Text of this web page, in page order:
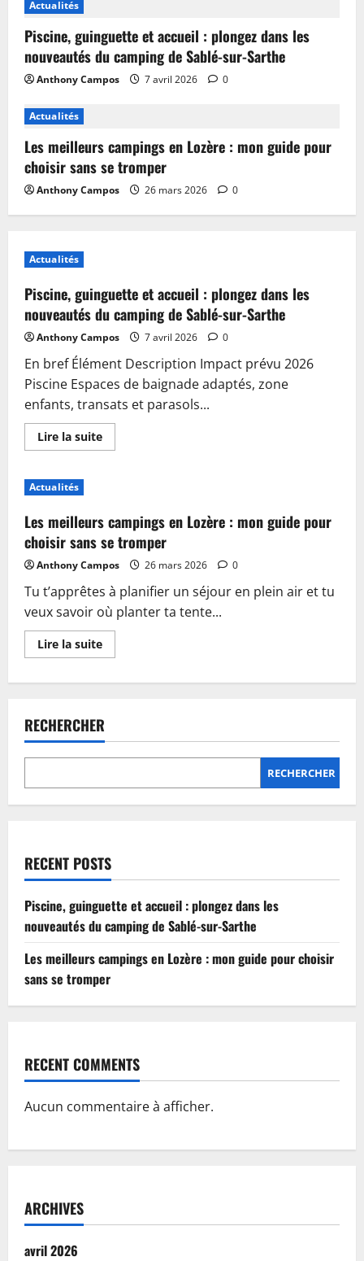
Actualités
Piscine, guinguette et accueil : plongez dans les
nouveautés du camping de Sablé-sur-Sarthe
Anthony Campos 7 avril 2026 0
Actualités
Les meilleurs campings en Lozère : mon guide pour
choisir sans se tromper
Anthony Campos 26 mars 2026 0
Actualités
Piscine, guinguette et accueil : plongez dans les
nouveautés du camping de Sablé-sur-Sarthe
Anthony Campos 7 avril 2026 0
En bref Élément Description Impact prévu 2026
Piscine Espaces de baignade adaptés, zone
enfants, transats et parasols...
Lire la suiteEn
savoir
accueil
:
plongez
dans
les
nouveautés
du
camping
de
Sablé-
sur-
Sarthe
Actualités
Les meilleurs campings en Lozère : mon guide pour
choisir sans se tromper
Anthony Campos 26 mars 2026 0
Tu t’apprêtes à planifier un séjour en plein air et tu
veux savoir où planter ta tente...
Lire la suiteEn
savoir
en
Lozère
:
mon
choisir
sans
RECHERCHER
RECHERCHER
RECENT POSTS
Piscine, guinguette et accueil : plongez dans les
nouveautés du camping de Sablé-sur-Sarthe
Les meilleurs campings en Lozère : mon guide pour choisir
sans se tromper
RECENT COMMENTS
Aucun commentaire à afficher.
ARCHIVES
avril 2026